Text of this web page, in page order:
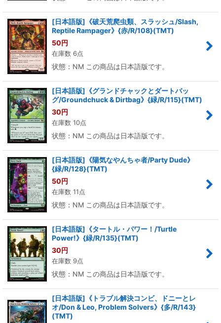
[日本語版]《破天荒爬虫類、スラッシュ/Slash,
Reptile Rampager》{赤/R/108}(TMT)
50円
在庫数 6点
状態：NM この商品は日本語版です。
[日本語版]《グランドチャックとダートバッ
グ/Groundchuck & Dirtbag》{緑/R/115}(TMT)
30円
在庫数 10点
状態：NM この商品は日本語版です。
[日本語版]《陽気なやんちゃ者/Party Dude》
{緑/R/128}(TMT)
50円
在庫数 11点
状態：NM この商品は日本語版です。
[日本語版]《タートル・パワー！/Turtle
Power!》{緑/R/135}(TMT)
30円
在庫数 9点
状態：NM この商品は日本語版です。
[日本語版]《トラブル解決コンビ、ドニーとレ
オ/Don & Leo, Problem Solvers》{多/R/143}
(TMT)